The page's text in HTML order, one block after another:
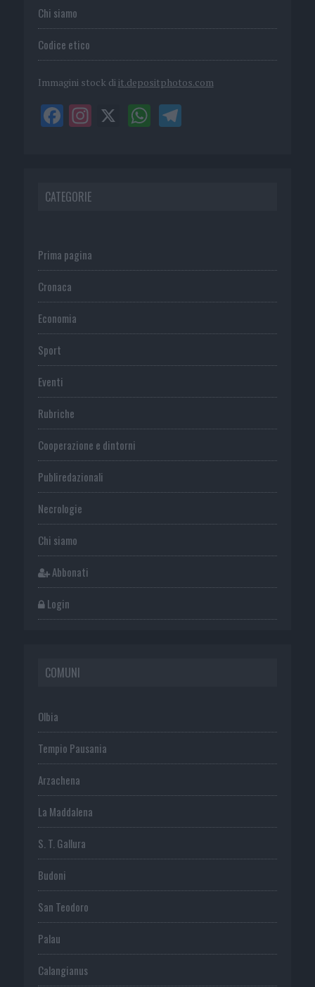
Chi siamo
Codice etico
Immagini stock di it.depositphotos.com
CATEGORIE
Prima pagina
Cronaca
Economia
Sport
Eventi
Rubriche
Cooperazione e dintorni
Publiredazionali
Necrologie
Chi siamo
Abbonati
Login
COMUNI
Olbia
Tempio Pausania
Arzachena
La Maddalena
S. T. Gallura
Budoni
San Teodoro
Palau
Calangianus